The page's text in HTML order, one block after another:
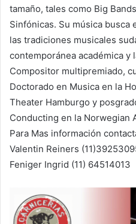
tamaño, tales como Big
Sinfónicas. Su música
las tradiciones musicales
contemporánea académica y
Compositor multipremiado,
Doctorado en Musica en la
Theater Hamburgo y
Conducting en la Norwegian
Para Mas información
Valentin Reiners
Feniger Ingrid (11) 64514013